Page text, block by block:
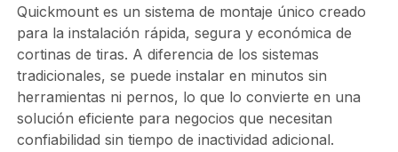
Quickmount es un sistema de montaje único creado
para la instalación rápida, segura y económica de
cortinas de tiras. A diferencia de los sistemas
tradicionales, se puede instalar en minutos sin
herramientas ni pernos, lo que lo convierte en una
solución eficiente para negocios que necesitan
confiabilidad sin tiempo de inactividad adicional.